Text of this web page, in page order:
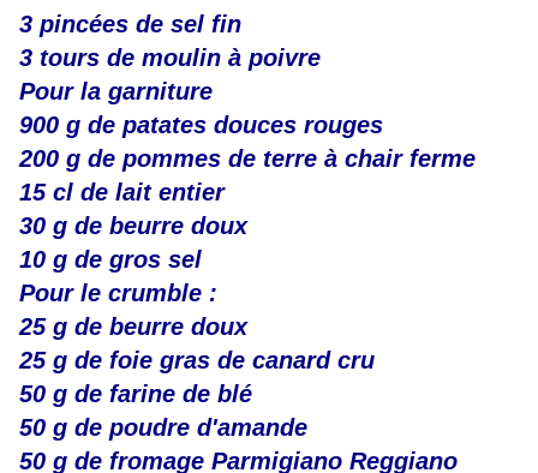
3 pincées de sel fin
3 tours de moulin à poivre
Pour la garniture
900 g de patates douces rouges
200 g de pommes de terre à chair ferme
15 cl de lait entier
30 g de beurre doux
10 g de gros sel
Pour le crumble :
25 g de beurre doux
25 g de foie gras de canard cru
50 g de farine de blé
50 g de poudre d'amande
50 g de fromage Parmigiano Reggiano